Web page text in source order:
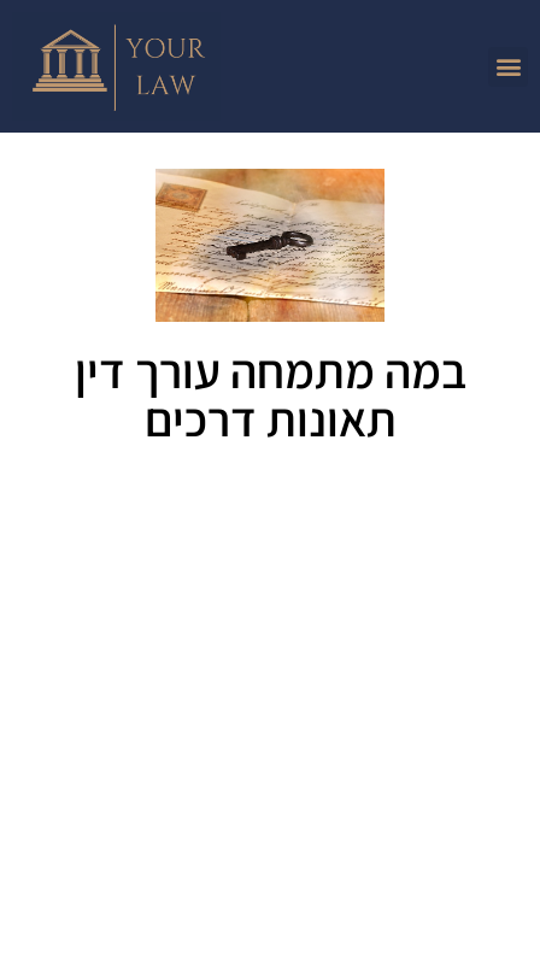
במה מתמחה עורך דין
תאונות דרכים